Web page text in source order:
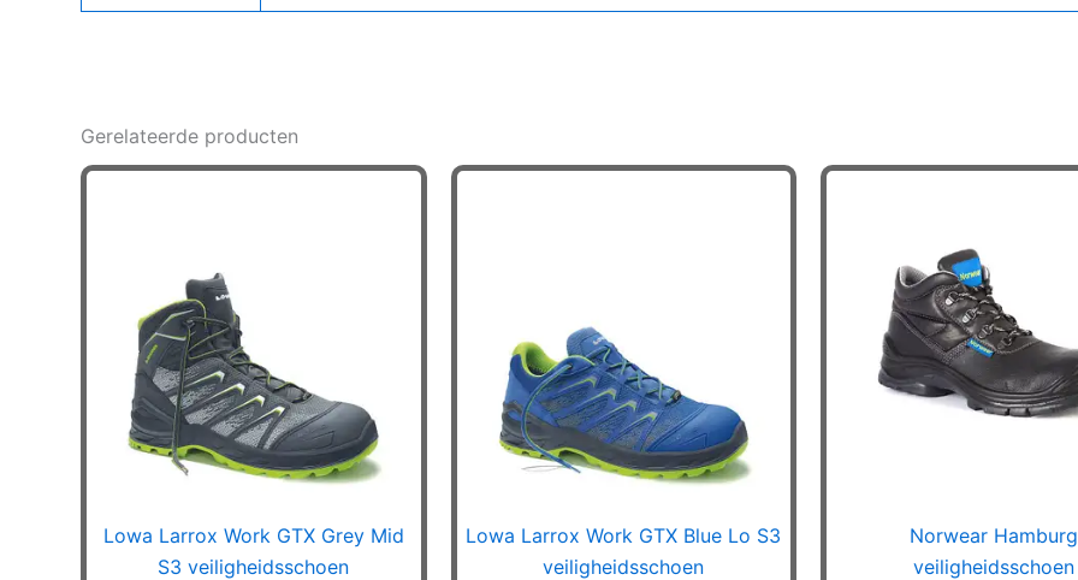
Gerelateerde producten
Lowa Larrox Work GTX Grey Mid
S3 veiligheidsschoen
Lowa Larrox Work GTX Blue Lo S3
veiligheidsschoen
Norwear Hamburg
veiligheidsschoen